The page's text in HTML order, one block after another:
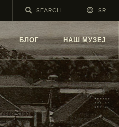
SR
БЛОГ НАШ МУЗЕЈ